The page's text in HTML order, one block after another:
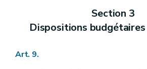
Section 3
Dispositions budgétaires
Art. 9.